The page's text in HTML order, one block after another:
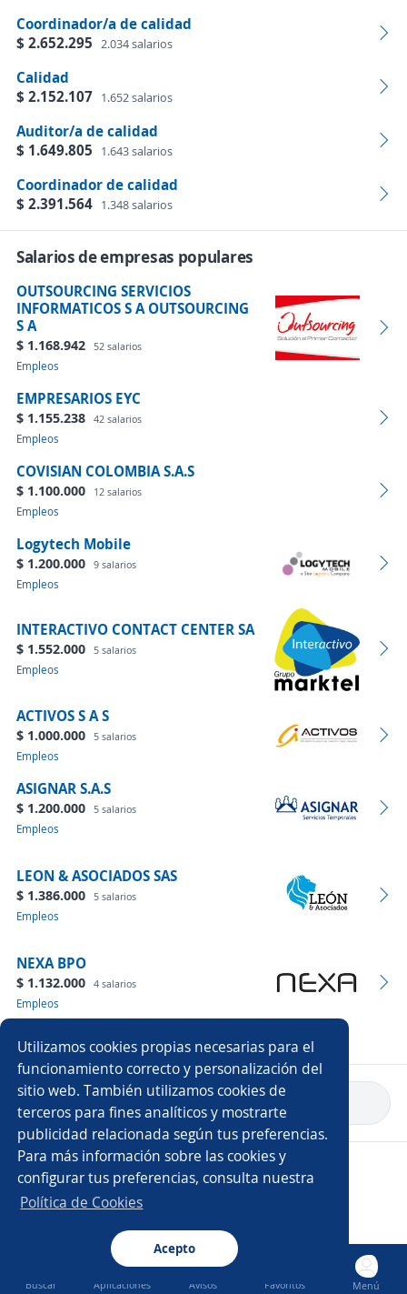
Utilizamos cookies propias necesarias para el
funcionamiento correcto y personalización del
sitio web. También utilizamos cookies de
terceros para fines analíticos y mostrarte
publicidad relacionada según tus preferencias.
Para más información sobre las cookies y
configurar tus preferencias, consulta nuestra
Política de Cookies
Acepto
Buscar Aplicaciones Avisos Favoritos Menú
Coordinador/a de calidad
$ 2.652.295 2.034 salarios
Calidad
$ 2.152.107 1.652 salarios
Auditor/a de calidad
$ 1.649.805
1.643 salarios
Coordinador de calidad
$ 2.391.564 1.348 salarios
Salarios de empresas populares
OUTSOURCING SERVICIOS
INFORMATICOS S A OUTSOURCING
S A
$ 1.168.942 52 salarios
Empleos
EMPRESARIOS EYC
$ 1.155.238 42 salarios
Empleos
COVISIAN COLOMBIA S.A.S
$ 1.100.000 12 salarios
Empleos
Logytech Mobile
$ 1.200.000 9 salarios
Empleos
INTERACTIVO CONTACT CENTER SA
$ 1.552.000 5 salarios
Empleos
ACTIVOS S A S
$ 1.000.000 5 salarios
Empleos
ASIGNAR S.A.S
$ 1.200.000 5 salarios
Empleos
LEON & ASOCIADOS SAS
$ 1.386.000 5 salarios
Empleos
NEXA BPO
$ 1.132.000 4 salarios
Empleos
Ver más empresas
Volver a inicio
Copyright 2014 - 2026 DGNET LTD.
Aviso legal / Privacidad